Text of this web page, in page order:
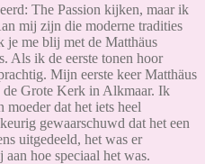
The Passion kijken, maar ik
mij zijn die moderne tradities
je me blij met de Matthäus
Als ik de eerste tonen hoor
Mijn eerste keer Matthäus
de Grote Kerk in Alkmaar. Ik
dat het iets heel
gewaarschuwd dat het een
uitgedeeld, het was er
hoe speciaal het was.